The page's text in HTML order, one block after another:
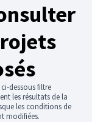
dessous filtre
les résultats de la
les conditions de
modifiées.